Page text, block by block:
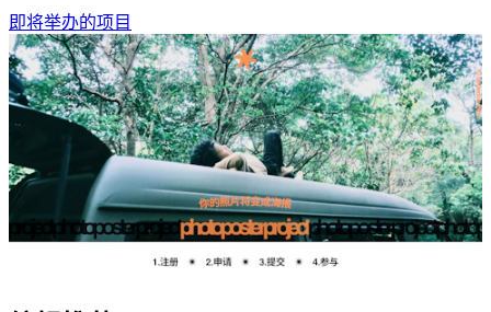
即将举办的项目